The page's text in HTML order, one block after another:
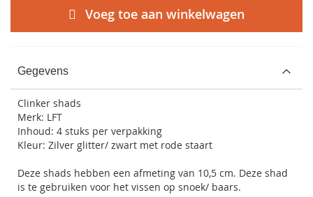
Voeg toe aan winkelwagen
Gegevens
Clinker shads
Merk: LFT
Inhoud: 4 stuks per verpakking
Kleur: Zilver glitter/ zwart met rode staart
Deze shads hebben een afmeting van 10,5 cm. Deze shad
is te gebruiken voor het vissen op snoek/ baars.